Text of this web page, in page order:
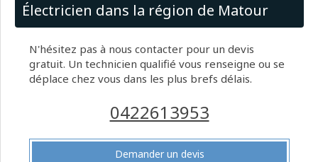
Électricien dans la région de Matour
N'hésitez pas à nous contacter pour un devis
gratuit. Un technicien qualifié vous renseigne ou se
déplace chez vous dans les plus brefs délais.
0422613953
Demander un devis